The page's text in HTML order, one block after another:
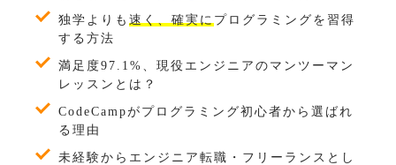
独学よりも 速く、確実に プログラミングを習得
する方法
満足度97.1%、現役エンジニアのマンツーマン
レッスンとは？
CodeCampがプログラミング初心者から選ばれ
る理由
未経験からエンジニア転職・フリーランスとし